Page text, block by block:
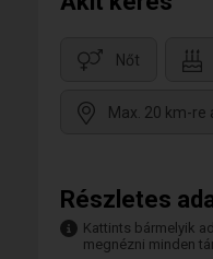
Nőt
Max. 20 km-re
Részletes
Kattints bármelyik
megnézni minden